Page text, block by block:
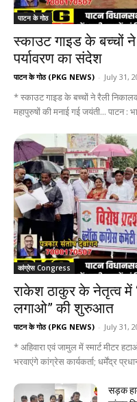
पाटन के गोठ
स्काउट गाइड के बच्चों
पर्यावरण का संदेश
पाटन के गोठ (PKG NEWS) - July 31,
* स्काउट गाइड के बच्चों ने रैली
महापुरुषों की मनाई गई जयंती... पाटन :
कांग्रेस Congress
राकेश ठाकुर के नेतृत्व में
लगाओ” की शुरुआत
पाटन के गोठ (PKG NEWS) - July 31,
* अहिवारा एवं जामुल में स्मार्ट मीटर
भरवाएंगे कांग्रेस कार्यकर्ता; धर्मेंद्र
सड़क